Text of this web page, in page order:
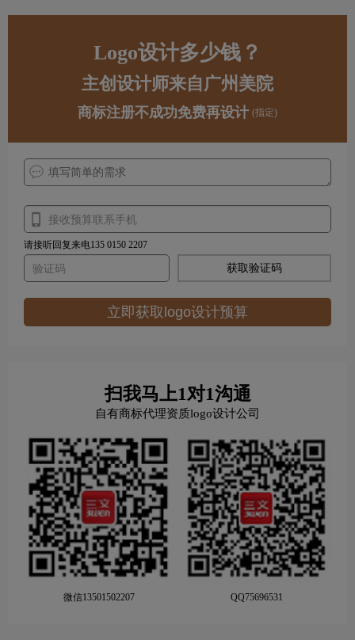
Logo设计多少钱？
主创设计师来自广州美院
商标注册不成功免费再设计 (指定)
请接听回复来电135 0150 2207
获取验证码
立即获取logo设计预算
扫我马上1对1沟通
自有商标代理资质logo设计公司
微信13501502207 QQ75696531